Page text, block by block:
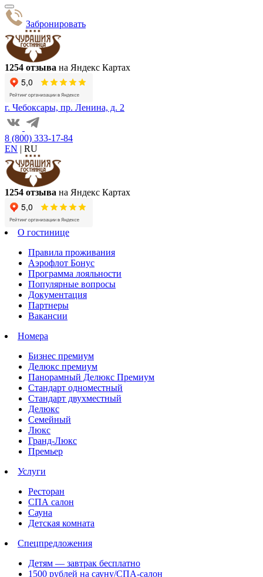
Забронировать
1254 отзыва на Яндекс Картах
г. Чебоксары, пр. Ленина, д. 2
8 (800) 333-17-84
EN | RU
1254 отзыва на Яндекс Картах
О гостинице
Правила проживания
Аэрофлот Бонус
Программа лояльности
Популярные вопросы
Документация
Партнеры
Вакансии
Номера
Бизнес премиум
Делюкс премиум
Панорамный Делюкс Премиум
Стандарт одноместный
Стандарт двухместный
Делюкс
Семейный
Люкс
Гранд-Люкс
Премьер
Услуги
Ресторан
СПА салон
Сауна
Детская комната
Спецпредложения
Детям — завтрак бесплатно
1500 рублей на сауну/СПА-салон